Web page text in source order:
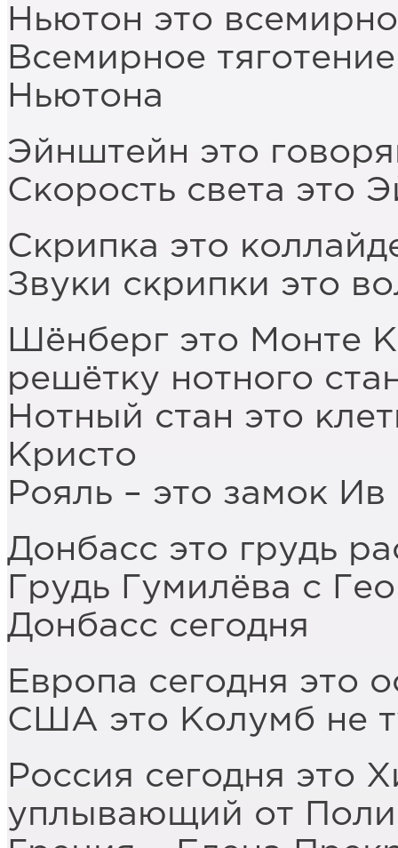
Ньютон это
Всемирное
Ньютона
Эйнштейн это
Скорость света это
Скрипка это
Звуки скрипки это
Шёнберг это Монте
решётку нотного
Нотный стан это
Кристо
Рояль – это замок Ив
Донбасс это грудь
Грудь Гумилёва с
Донбасс сегодня
Европа сегодня это
США это Колумб не
Россия сегодня это
уплывающий от